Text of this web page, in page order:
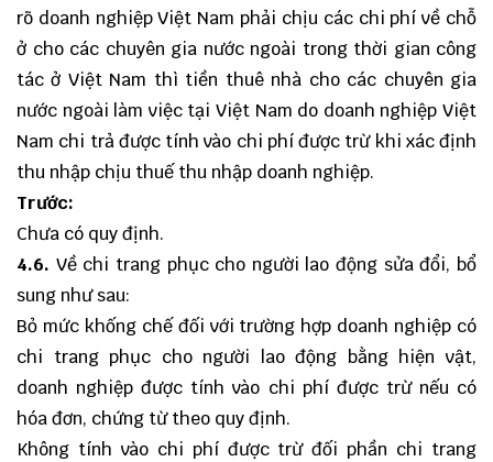
rõ doanh nghiệp Việt Nam phải chịu các chi phí về chỗ
ở cho các chuyên gia nước ngoài trong thời gian công
tác ở Việt Nam thì tiền thuê nhà cho các chuyên gia
nước ngoài làm việc tại Việt Nam do doanh nghiệp Việt
Nam chi trả được tính vào chi phí được trừ khi xác định
thu nhập chịu thuế thu nhập doanh nghiệp.
Trước:
Chưa có quy định.
4.6. Về chi trang phục cho người lao động sửa đổi, bổ
sung như sau:
Bỏ mức khống chế đối với trường hợp doanh nghiệp có
chi trang phục cho người lao động bằng hiện vật,
doanh nghiệp được tính vào chi phí được trừ nếu có
hóa đơn, chứng từ theo quy định.
Không tính vào chi phí được trừ đối phần chi trang